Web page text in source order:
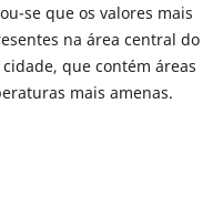
se que os valores mais
na área central do
que contém áreas
mais amenas.